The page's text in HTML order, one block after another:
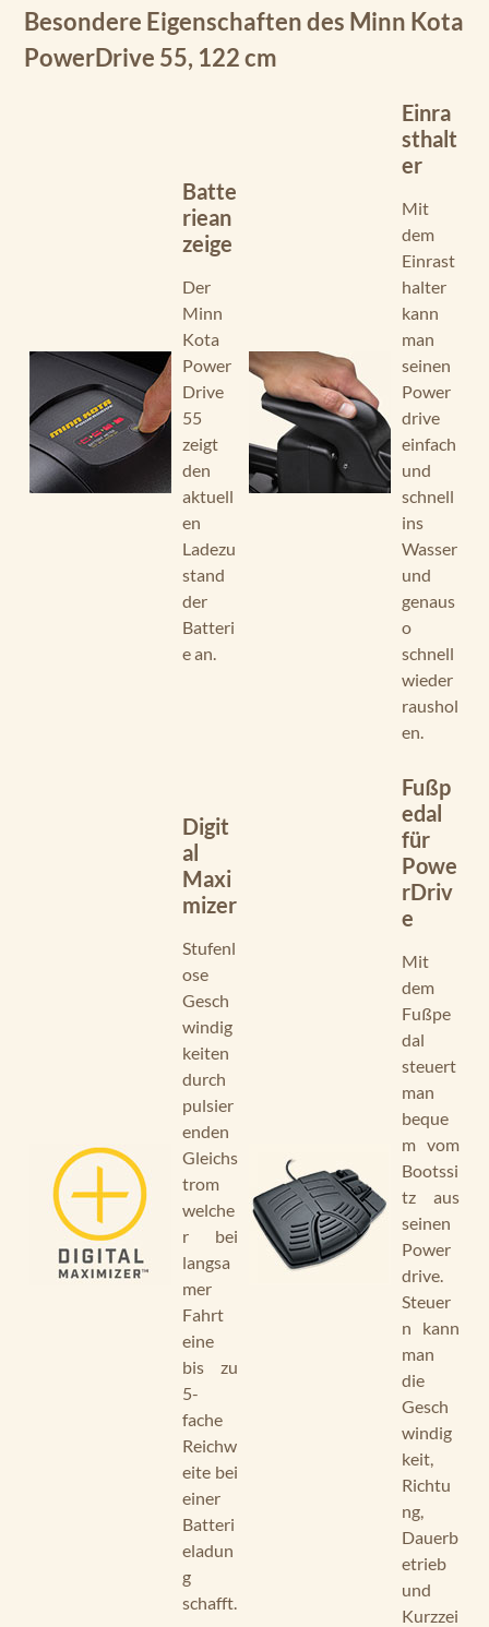
Besondere Eigenschaften des Minn Kota
PowerDrive 55, 122 cm
Batte
riean
zeige
Der
Minn
Kota
Power
Drive
55
zeigt
den
aktuell
en
Ladezu
stand
der
Batteri
e an.
Einra
sthalt
er
Mit
dem
Einrast
halter
kann
man
seinen
Power
drive
einfach
und
schnell
ins
Wasser
und
genaus
o
schnell
wieder
raushol
en.
Digit
al
Maxi
mizer
Stufenl
ose
Gesch
windig
keiten
durch
pulsier
enden
Gleichs
trom
welche
r bei
langsa
mer
Fahrt
eine
bis zu
5-
fache
Reichw
eite bei
einer
Batteri
eladun
g
schafft.
Fußp
edal
für
Powe
rDriv
e
Mit
dem
Fußpe
dal
steuert
man
beque
m vom
Bootssi
tz aus
seinen
Power
drive.
Steuer
n kann
man
die
Gesch
windig
keit,
Richtu
ng,
Dauerb
etrieb
und
Kurzzei